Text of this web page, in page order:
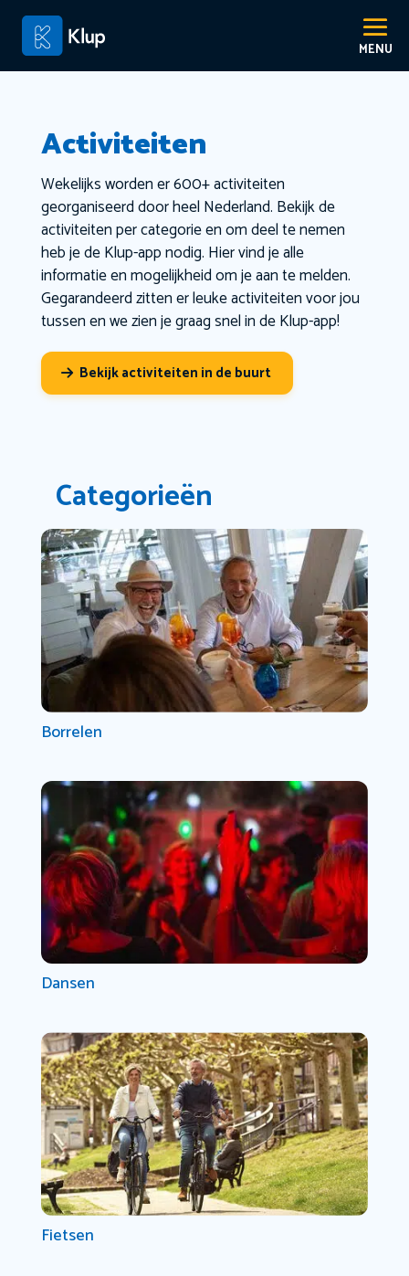
Activiteiten
Wekelijks worden er 600+ activiteiten
georganiseerd door heel Nederland. Bekijk de
activiteiten per categorie en om deel te nemen
heb je de Klup-app nodig. Hier vind je alle
informatie en mogelijkheid om je aan te melden.
Gegarandeerd zitten er leuke activiteiten voor jou
tussen en we zien je graag snel in de Klup-app!
Bekijk activiteiten in de buurt
Categorieën
Borrelen
Dansen
Fietsen